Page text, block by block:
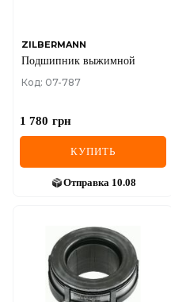
ZILBERMANN
Подшипник выжимной
Код: 07-787
1 780 грн
КУПИТЬ
Отправка 10.08